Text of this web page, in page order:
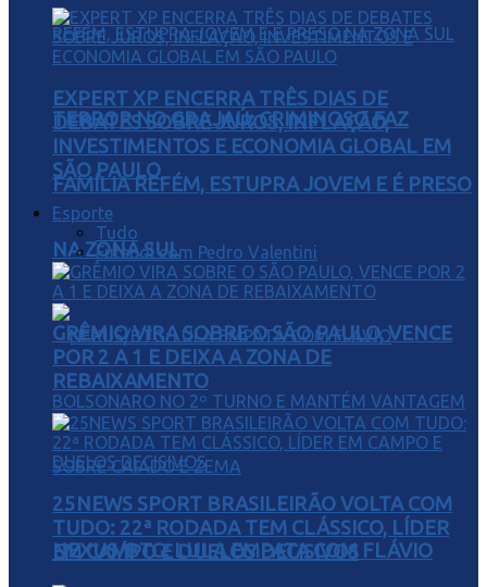
TERROR NO GRAJAÚ: CRIMINOSO FAZ
FAMÍLIA REFÉM, ESTUPRA JOVEM E É PRESO
NA ZONA SUL
NEXUS/BTG: LULA EMPATA COM FLÁVIO
EXPERT XP ENCERRA TRÊS DIAS DE
DEBATES SOBRE JUROS, INFLAÇÃO,
INVESTIMENTOS E ECONOMIA GLOBAL EM
SÃO PAULO
Esporte
Tudo
Futebol com Pedro Valentini
GRÊMIO VIRA SOBRE O SÃO PAULO, VENCE
POR 2 A 1 E DEIXA A ZONA DE
REBAIXAMENTO
25NEWS SPORT BRASILEIRÃO VOLTA COM
TUDO: 22ª RODADA TEM CLÁSSICO, LÍDER
EM CAMPO E DUELOS DECISIVOS